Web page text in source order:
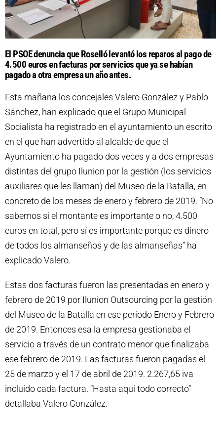
El PSOE denuncia que Roselló levantó los reparos al pago de
4.500 euros en facturas por servicios que ya se habían
pagado a otra empresa un año antes.
Esta mañana los concejales Valero González y Pablo
Sánchez, han explicado que el Grupo Municipal
Socialista ha registrado en el ayuntamiento un escrito
en el que han advertido al alcalde de que el
Ayuntamiento ha pagado dos veces y a dos empresas
distintas del grupo Ilunion por la gestión (los servicios
auxiliares que les llaman) del Museo de la Batalla, en
concreto de los meses de enero y febrero de 2019. “No
sabemos si el montante es importante o no, 4.500
euros en total, pero sí es importante porque es dinero
de todos los almanseños y de las almanseñas” ha
explicado Valero.
Estas dos facturas fueron las presentadas en enero y
febrero de 2019 por Ilunion Outsourcing por la gestión
del Museo de la Batalla en ese periodo Enero y Febrero
de 2019. Entonces esa la empresa gestionaba el
servicio a través de un contrato menor que finalizaba
ese febrero de 2019. Las facturas fueron pagadas el
25 de marzo y el 17 de abril de 2019. 2.267,65 iva
incluido cada factura. “Hasta aquí todo correcto”
detallaba Valero González.